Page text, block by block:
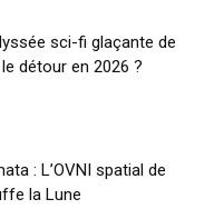
sci-fi glaçante de
détour en 2026 ?
: L’OVNI spatial de
la Lune